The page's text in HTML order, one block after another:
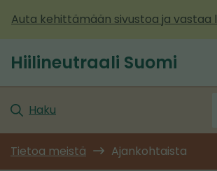
sisältöön
Auta kehittämään sivustoa ja vastaa
Etusivu
Hiilineutraali Suomi
Haku
Tietoa meistä Ajankohtaista